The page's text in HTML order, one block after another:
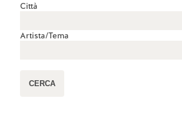
Città
Artista/Tema